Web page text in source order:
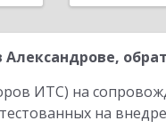
ИТС) на
на